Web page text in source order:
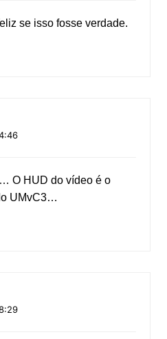
se isso fosse verdade.
O HUD do vídeo é o
UMvC3…